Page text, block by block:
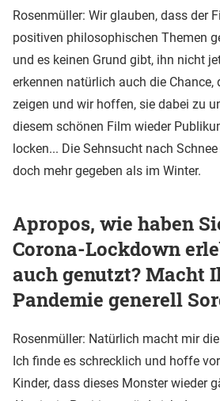
Rosenmüller: Wir glauben, dass der
positiven philosophischen Themen
und es keinen Grund gibt, ihn nicht
erkennen natürlich auch die Chance,
zeigen und wir hoffen, sie dabei zu
diesem schönen Film wieder
locken... Die Sehnsucht nach
doch mehr gegeben als im Winter.
Apropos, wie haben
Corona-Lockdown
auch genutzt? Macht
Pandemie generell
Rosenmüller: Natürlich macht mir
Ich finde es schrecklich und hoffe
Kinder, dass dieses Monster wieder